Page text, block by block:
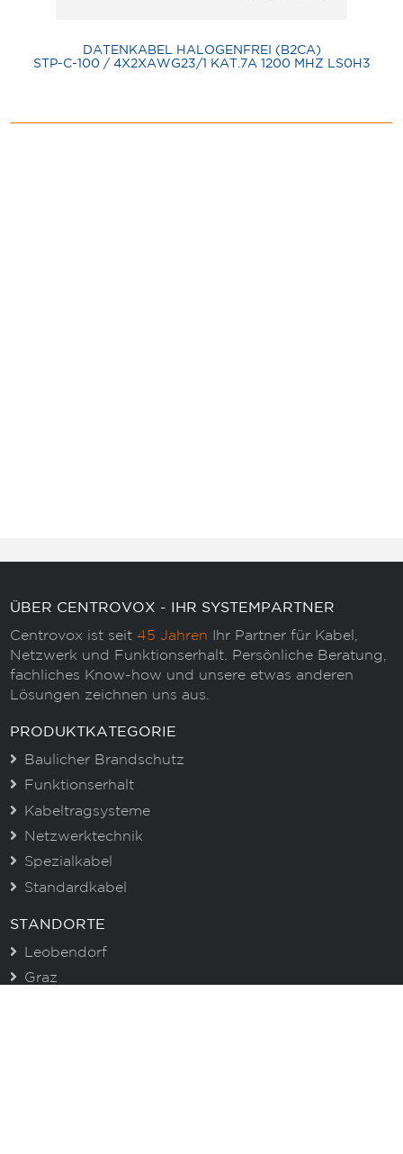
DATENKABEL HALOGENFREI (B2CA)
STP-C-100 / 4X2XAWG23/1 KAT.7A 1200 MHZ LS0H3
ÜBER CENTROVOX - IHR SYSTEMPARTNER
Centrovox ist seit 45 Jahren Ihr Partner für Kabel,
Netzwerk und Funktionserhalt. Persönliche Beratung,
fachliches Know-how und unsere etwas anderen
Lösungen zeichnen uns aus.
PRODUKTKATEGORIE
Baulicher Brandschutz
Funktionserhalt
Kabeltragsysteme
Netzwerktechnik
Spezialkabel
Standardkabel
STANDORTE
Leobendorf
Graz